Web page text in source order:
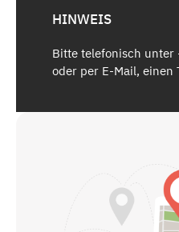
HINWEIS
Bitte telefonisch
oder per E-Mail, einen